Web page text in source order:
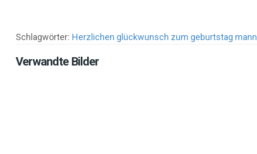
Schlagwörter: Herzlichen glückwunsch zum geburtstag mann
Verwandte Bilder